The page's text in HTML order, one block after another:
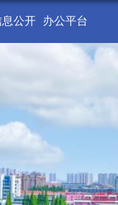
息公开 办公平台